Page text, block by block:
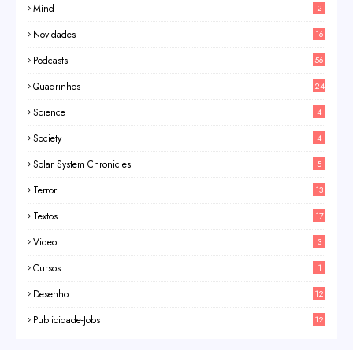
Mind 2
Novidades 16
Podcasts 56
Quadrinhos 24
Science 4
Society 4
Solar System Chronicles 5
Terror 13
Textos 17
Video 3
Cursos 1
Desenho 12
Publicidade-Jobs 12